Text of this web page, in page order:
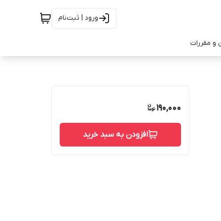
ورود | ثبت‌نام
و مقررات
190,000
افزودن به سبد خرید